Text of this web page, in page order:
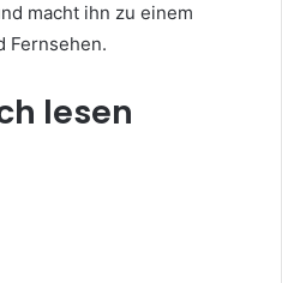
macht ihn zu einem
Fernsehen.
lesen